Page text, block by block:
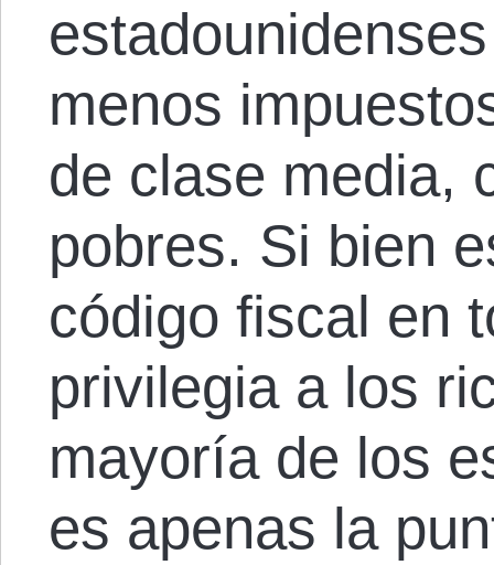
menos
de clase media,
pobres. Si bien
código fiscal en
privilegia a los
mayoría de los
es apenas la